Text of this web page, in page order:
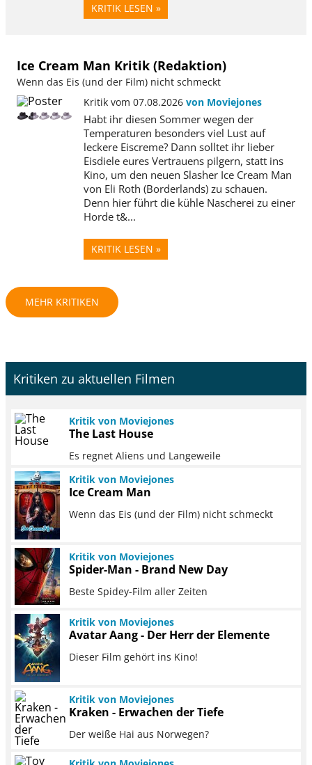
KRITIK LESEN »
Ice Cream Man Kritik (Redaktion)
Wenn das Eis (und der Film) nicht schmeckt
Kritik vom 07.08.2026 von Moviejones
Habt ihr diesen Sommer wegen der
Temperaturen besonders viel Lust auf
leckere Eiscreme? Dann solltet ihr lieber
Eisdiele eures Vertrauens pilgern, statt ins
Kino, um den neuen Slasher Ice Cream Man
von Eli Roth (Borderlands) zu schauen.
Denn hier führt die kühle Nascherei zu einer
Horde t&...
KRITIK LESEN »
MEHR KRITIKEN
Kritiken zu aktuellen Filmen
Kritik von Moviejones
The Last House
Es regnet Aliens und Langeweile
Kritik von Moviejones
Ice Cream Man
Wenn das Eis (und der Film) nicht schmeckt
Kritik von Moviejones
Spider-Man - Brand New Day
Beste Spidey-Film aller Zeiten
Kritik von Moviejones
Avatar Aang - Der Herr der Elemente
Dieser Film gehört ins Kino!
Kritik von Moviejones
Kraken - Erwachen der Tiefe
Der weiße Hai aus Norwegen?